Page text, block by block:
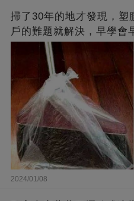
掃了30年的地才發現，塑
戶的難題就解決，早學會
2024/01/08